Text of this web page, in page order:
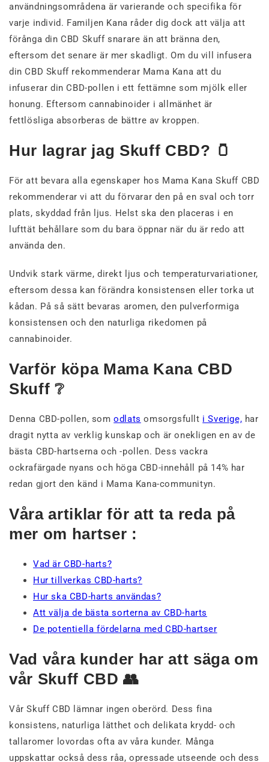
användningsområdena är varierande och specifika för
varje individ. Familjen Kana råder dig dock att välja att
förånga din CBD Skuff snarare än att bränna den,
eftersom det senare är mer skadligt. Om du vill infusera
din CBD Skuff rekommenderar Mama Kana att du
infuserar din CBD-pollen i ett fettämne som mjölk eller
honung. Eftersom cannabinoider i allmänhet är
fettlösliga absorberas de bättre av kroppen.
Hur lagrar jag Skuff CBD? 🫙
För att bevara alla egenskaper hos Mama Kana Skuff CBD
rekommenderar vi att du förvarar den på en sval och torr
plats, skyddad från ljus. Helst ska den placeras i en
lufttät behållare som du bara öppnar när du är redo att
använda den.
Undvik stark värme, direkt ljus och temperaturvariationer,
eftersom dessa kan förändra konsistensen eller torka ut
kådan. På så sätt bevaras aromen, den pulverformiga
konsistensen och den naturliga rikedomen på
cannabinoider.
Varför köpa Mama Kana CBD
Skuff ❔
Denna CBD-pollen, somodlats omsorgsfullt i Sverige, har
dragit nytta av verklig kunskap och är onekligen en av de
bästa CBD-hartserna och -pollen. Dess vackra
ockrafärgade nyans och höga CBD-innehåll på 14% har
redan gjort den känd i Mama Kana-communityn.
Våra artiklar för att ta reda på
mer om hartser :
Vad är CBD-harts?
Hur tillverkas CBD-harts?
Hur ska CBD-harts användas?
Att välja de bästa sorterna av CBD-harts
De potentiella fördelarna med CBD-hartser
Vad våra kunder har att säga om
vår Skuff CBD 👥
Vår Skuff CBD lämnar ingen oberörd. Dess fina
konsistens, naturliga lätthet och delikata krydd- och
tallaromer lovordas ofta av våra kunder. Många
uppskattar också dess råa, opressade utseende och dess